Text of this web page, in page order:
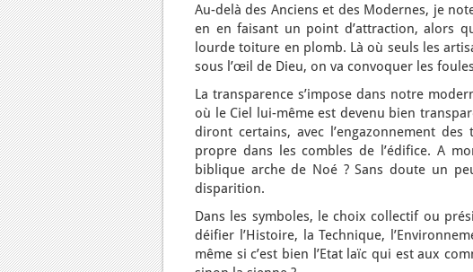
Au-delà des Anciens et des Modernes, je
en en faisant un point d’attraction, alors
lourde toiture en plomb. Là où seuls les
sous l’œil de Dieu, on va convoquer les
La transparence s’impose dans notre
où le Ciel lui-même est devenu bien
diront certains, avec l’engazonnement
propre dans les combles de l’édifice. A
biblique arche de Noé ? Sans doute un
disparition.
Dans les symboles, le choix collectif ou
déifier l’Histoire, la Technique,
même si c’est bien l’Etat laïc qui est aux